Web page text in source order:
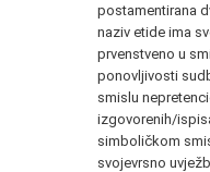
postamentirana
naziv etide ima
prvenstveno u
ponovljivosti
smislu
izgovorenih/
simboličkom
svojevrsno